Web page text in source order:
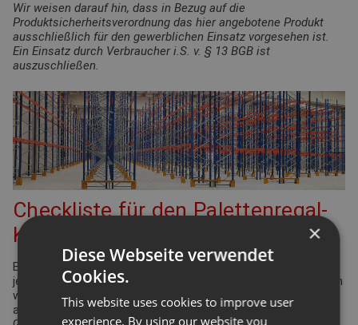
Wir weisen darauf hin, dass in Bezug auf die
Produktsicherheitsverordnung das hier angebotene Produkt
ausschließlich für den gewerblichen Einsatz vorgesehen ist.
Ein Einsatz durch Verbraucher i.S. v. § 13 BGB ist
auszuschließen.
Checkliste für den Palettenregal-
Konfigurator
Bei der Planung Ihrer Regalanlage für Palettenregale gibt es
jede Menge Punkte zu überprüfen und einzuhalten. Viele davon
werden durch die Arbeitsstättenverordnung geregelt. Aber
auch Ergonomie und Effizienz spielen eine bedeutende Rolle.
×
Diese Webseite verwendet
Cookies.
This website uses cookies to improve user
experience. By using our website you